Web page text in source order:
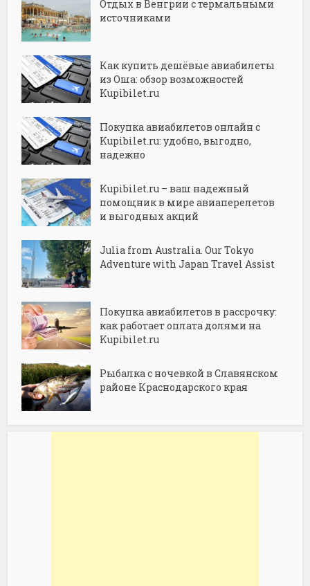
Отдых в Венгрии с термальными
источниками
Как купить дешёвые авиабилеты
из Оша: обзор возможностей
Kupibilet.ru
Покупка авиабилетов онлайн с
Kupibilet.ru: удобно, выгодно,
надежно
Kupibilet.ru – ваш надежный
помощник в мире авиаперелетов
и выгодных акций
Julia from Australia. Our Tokyo
Adventure with Japan Travel Assist
Покупка авиабилетов в рассрочку:
как работает оплата долями на
Kupibilet.ru
Рыбалка с ночевкой в Славянском
районе Краснодарского края